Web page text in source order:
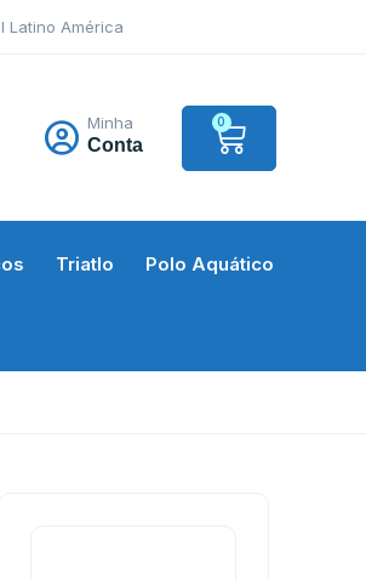
Latino América
Minha
Conta
0
Triatlo Polo Aquático